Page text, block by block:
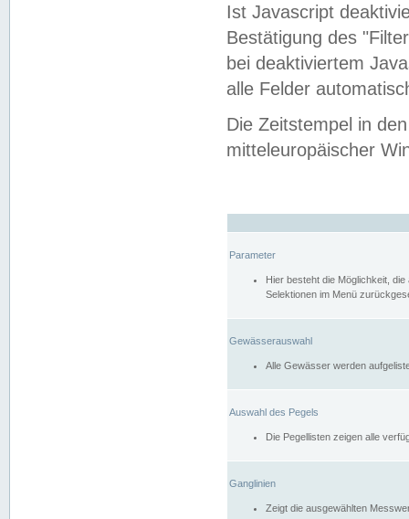
Ist Javascript
Bestätigung des
bei deaktiviertem
alle Felder
Die Zeitstempel in
mitteleuropäischer
Parameter
Hier besteht die Möglichkeit,
Selektionen im Menü
Gewässerauswahl
Alle Gewässer werden
Auswahl des Pegels
Die Pegellisten zeigen alle
Ganglinien
Zeigt die ausgewählten